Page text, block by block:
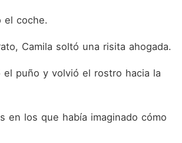
el coche.
el puño y volvió el rostro hacia la
en los que había imaginado cómo